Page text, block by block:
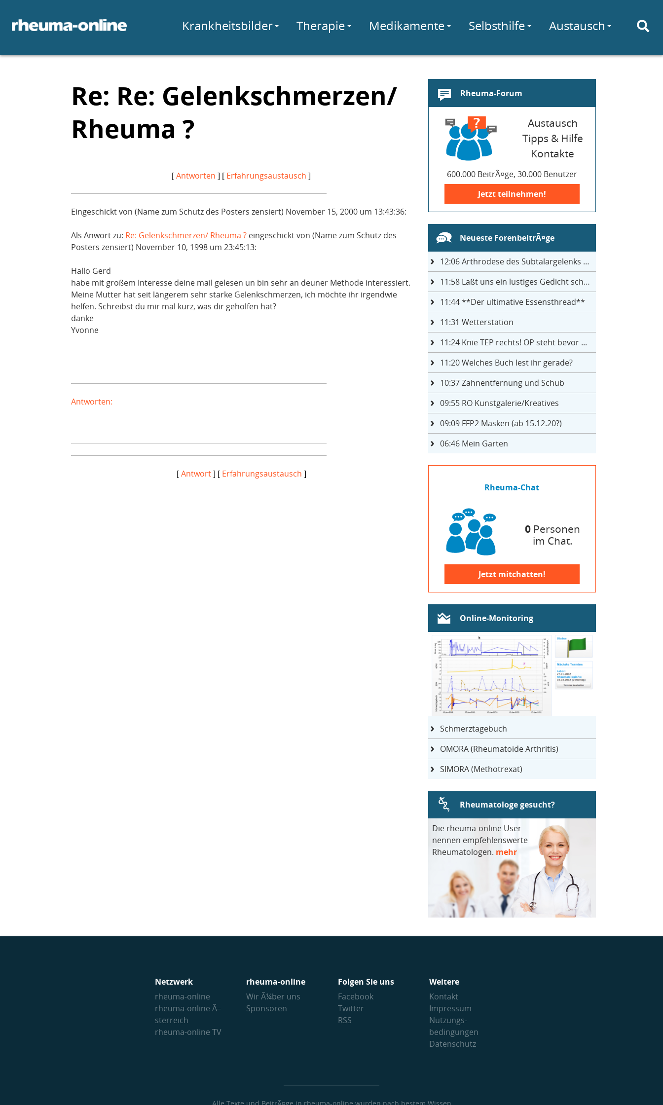
Krankheitsbilder Therapie Medikamente Selbsthilfe Austausch
Re: Re: Gelenkschmerzen/
Rheuma ?
[Antworten ] [ Erfahrungsaustausch ]
Eingeschickt von (Name zum Schutz des Posters zensiert) November 15, 2000 um 13:43:36:
Als Anwort zu: Re: Gelenkschmerzen/ Rheuma ? eingeschickt von (Name zum Schutz des
Posters zensiert) November 10, 1998 um 23:45:13:
Hallo Gerd
habe mit großem Interesse deine mail gelesen un bin sehr an deuner Methode interessiert.
Meine Mutter hat seit längerem sehr starke Gelenkschmerzen, ich möchte ihr irgendwie
helfen. Schreibst du mir mal kurz, was dir geholfen hat?
danke
Yvonne
Antworten:
[Antwort] [ Erfahrungsaustausch ]
Rheuma-Forum
Austausch
Tipps & Hilfe
Kontakte
600.000 BeitrÃ¤ge, 30.000 Benutzer
Jetzt teilnehmen!
Neueste ForenbeitrÃ¤ge
12:06Arthrodese des Subtalargelenks mit 27
11:58Laßt uns ein lustiges Gedicht schreiben- jeder einen Satz
11:44**Der ultimative Essensthread**
11:31 Wetterstation
11:24Knie TEP rechts! OP steht bevor ...
11:20Welches Buch lest ihr gerade?
10:37Zahnentfernung und Schub
09:55RO Kunstgalerie/Kreatives
09:09FFP2 Masken (ab 15.12.20?)
06:46Mein Garten
Rheuma-Chat
0 Personen
im Chat.
Jetzt mitchatten!
Online-Monitoring
Schmerztagebuch
OMORA (Rheumatoide Arthritis)
SIMORA (Methotrexat)
Rheumatologe gesucht?
Die rheuma-online User
nennen empfehlenswerte
Rheumatologen. mehr
Netzwerk
rheuma-online
rheuma-online Ã–
sterreich
rheuma-online TV
rheuma-online
Wir Ã¼ber uns
Sponsoren
Folgen Sie uns
Facebook
Twitter
RSS
Weitere
Kontakt
Impressum
Nutzungs­
bedingungen
Datenschutz